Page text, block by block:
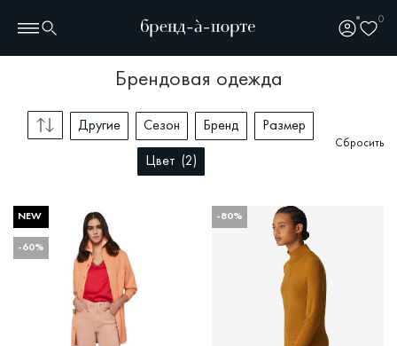
0
брендовая одежда
Другие Сезон Бренд Размер
Цвет 2
Сбросить
NEW
-60%
-80%